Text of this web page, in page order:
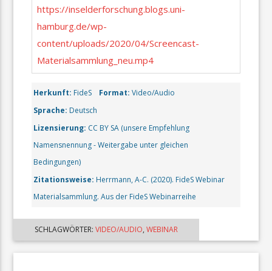
SCHLAGWÖRTER:VIDEO/AUDIO,WEBINAR
https://inselderforschung.blogs.uni-
hamburg.de/wp-
content/uploads/2020/04/Screencast-
Materialsammlung_neu.mp4
Herkunft: FideS Format: Video/Audio
Sprache: Deutsch
Lizensierung: CC BY SA (unsere Empfehlung
Namensnennung - Weitergabe unter gleichen
Bedingungen)
Zitationsweise: Herrmann, A-C. (2020). FideS Webinar
Materialsammlung. Aus der FideS Webinarreihe